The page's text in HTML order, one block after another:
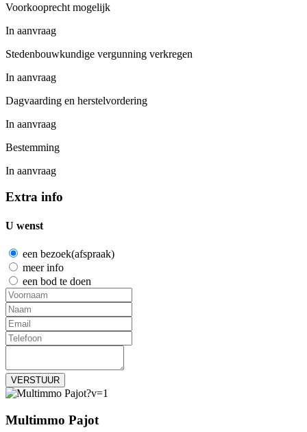
Voorkooprecht mogelijk
In aanvraag
Stedenbouwkundige vergunning verkregen
In aanvraag
Dagvaarding en herstelvordering
In aanvraag
Bestemming
In aanvraag
Extra info
U wenst
een bezoek(afspraak)
meer info
een bod te doen
VERSTUUR
Multimmo Pajot